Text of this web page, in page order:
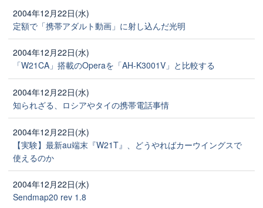
2004年12月22日(水)
定額で「携帯アダルト動画」に射し込んだ光明
2004年12月22日(水)
「W21CA」搭載のOperaを「AH-K3001V」と比較する
2004年12月22日(水)
知られざる、ロシアやタイの携帯電話事情
2004年12月22日(水)
【実験】最新au端末『W21T』、どうやればカーウイングスで
使えるのか
2004年12月22日(水)
Sendmap20 rev 1.8